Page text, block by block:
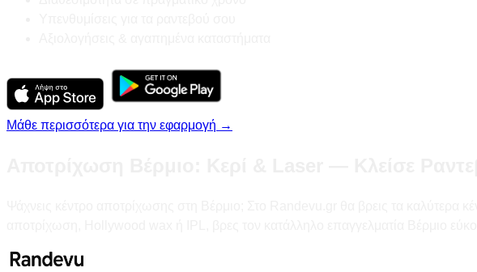
Μάθε περισσότερα για την εφαρμογή →